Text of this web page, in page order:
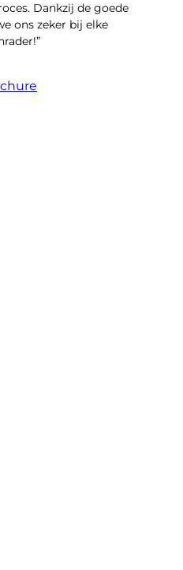
Dankzij de goede
ons zeker bij elke